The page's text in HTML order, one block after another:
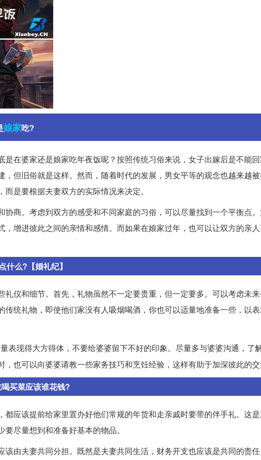
娘家吃?
在婆家还是娘家吃年夜饭呢？按照传统习俗来说，女子出嫁后是不能
但旧俗就是这样。然而，随着时代的发展，男女平等的观念也越来越
是要根据夫妻双方的实际情况来决定。
商。考虑到双方的感受和不同家庭的习俗，可以尽量找到一个平衡点
增进彼此之间的亲情和感情。而如果在娘家过年，也可以让双方的亲
什么?【婚礼纪】
仪和细节。首先，礼物虽然不一定要贵重，但一定要多。可以考虑未
统礼物，即使他们家没有人吸烟喝酒，你也可以适量地准备一些，以
表现得大方得体，不要给婆婆留下不好的印象。尽量多与婆婆沟通，了
也可以向婆婆请教一些家务技巧和烹饪经验，这样有助于加深彼此的交
买菜应该谁花钱?
应该提前给家里置办好他们常规的年货和走亲戚时要带的伴手礼。这
尽量想到和准备好基本的物品。
由夫妻共同分担。既然是夫妻共同生活，财务开支也应该是共同的责